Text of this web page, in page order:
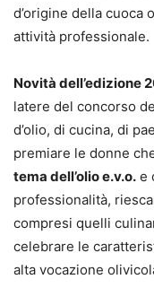
d’origine della cuoca
attività professionale.
Novità dell’edizione
latere del concorso
d’olio, di cucina, di
premiare le donne
tema dell’olio e.v.o. e
professionalità,
compresi quelli
celebrare le
alta vocazione